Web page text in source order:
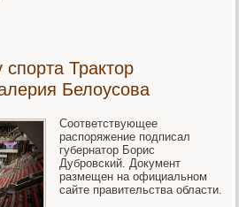
Трактор
Белоусова
Соответствующее
распоряжение подписал
губернатор Борис
Дубровский. Документ
размещен на официальном
сайте правительства области.